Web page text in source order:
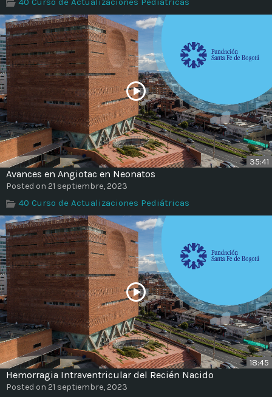
35:41
Avances en Angiotac en Neonatos
Posted on 21 septiembre, 2023
40 Curso de Actualizaciones Pediátricas
18:45
Hemorragia Intraventricular del Recién Nacido
Posted on 21 septiembre, 2023